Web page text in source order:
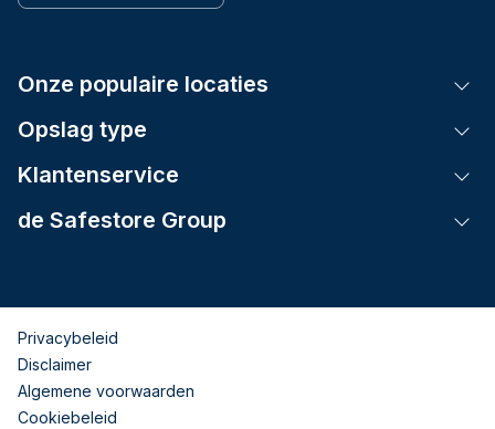
Onze populaire locaties
Opslag type
Klantenservice
de Safestore Group
Privacybeleid
Disclaimer
Algemene voorwaarden
Cookiebeleid